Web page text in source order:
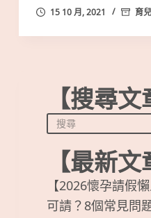
15 10 月, 2021 育
【搜尋文
【最新文
【2026懷孕請假
可請？8個常見問